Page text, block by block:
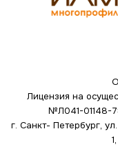
Лицензия на
№Л041-01148-
г. Санкт- Петербург,